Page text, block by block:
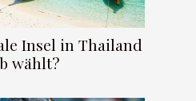
Insel in Thailand
wählt?